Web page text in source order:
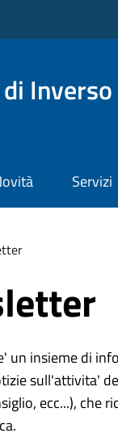
Servizi
un insieme di
sull'attivita'
ecc...), che